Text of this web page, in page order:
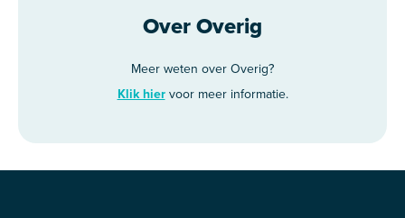
Over Overig
Meer weten over Overig?
Klik hiervoor meer informatie.